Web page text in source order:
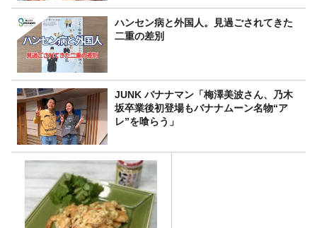
ハンセン病と外国人。見過ごされてきた
二重の差別
JUNK バナナマン「梅澤美波さん、乃木
坂卒業後初登場もバナナムーン名物“ア
レ”を喰らう」